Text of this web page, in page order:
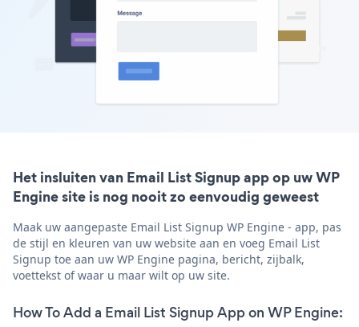
Het insluiten van Email List Signup app op uw WP
Engine site is nog nooit zo eenvoudig geweest
Maak uw aangepaste Email List Signup WP Engine - app, pas
de stijl en kleuren van uw website aan en voeg Email List
Signup toe aan uw WP Engine pagina, bericht, zijbalk,
voettekst of waar u maar wilt op uw site.
How To Add a Email List Signup App on WP Engine: